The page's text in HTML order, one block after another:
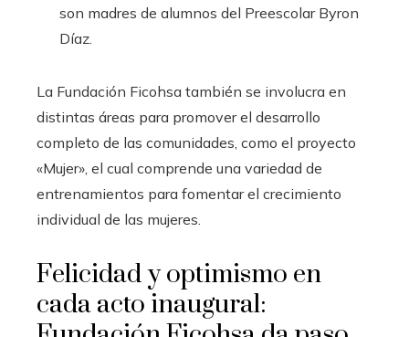
son madres de alumnos del Preescolar Byron
Díaz.
La Fundación Ficohsa también se involucra en
distintas áreas para promover el desarrollo
completo de las comunidades, como el proyecto
«Mujer», el cual comprende una variedad de
entrenamientos para fomentar el crecimiento
individual de las mujeres.
Felicidad y optimismo en
cada acto inaugural: